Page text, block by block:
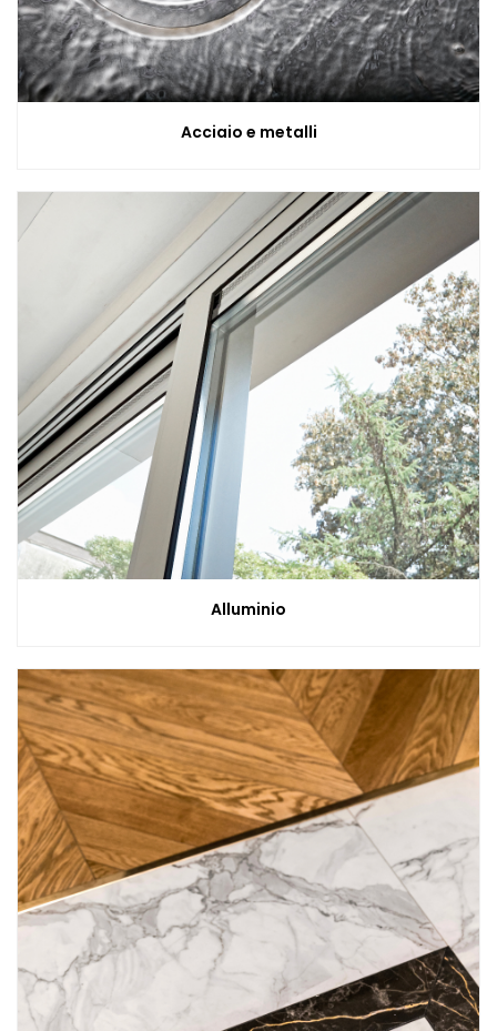
Tutto
per
il
Acciaio e metalli
Alluminio